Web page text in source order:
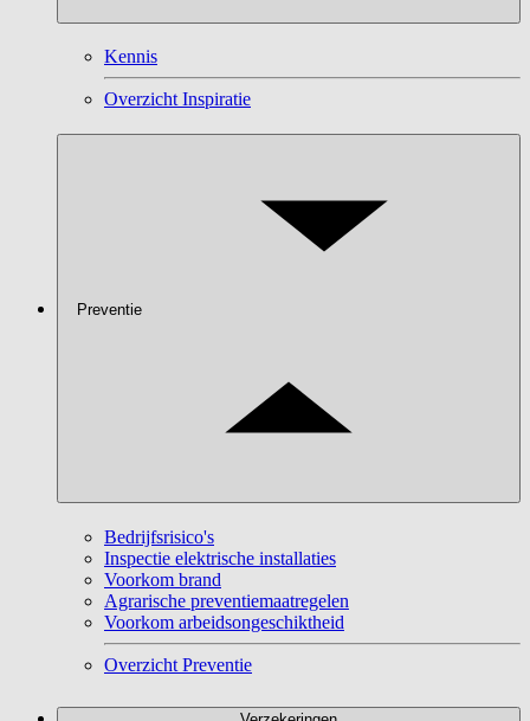
Kennis
Overzicht Inspiratie
Preventie
Bedrijfsrisico's
Inspectie elektrische installaties
Voorkom brand
Agrarische preventiemaatregelen
Voorkom arbeidsongeschiktheid
Overzicht Preventie